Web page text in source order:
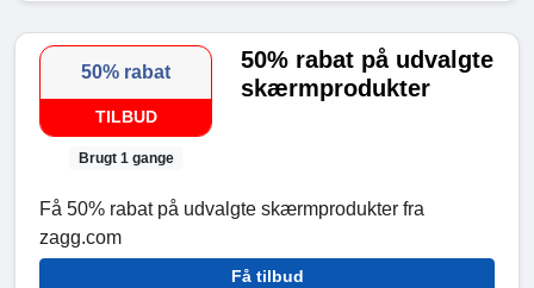
50% rabat
TILBUD
Brugt 1 gange
50% rabat på udvalgte
skærmprodukter
Få 50% rabat på udvalgte skærmprodukter fra
zagg.com
Få tilbud